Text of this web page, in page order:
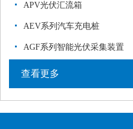
APV光伏汇流箱
AEV系列汽车充电桩
AGF系列智能光伏采集装置
查看更多